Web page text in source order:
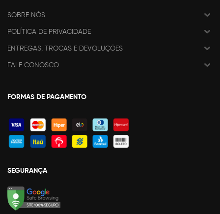
SOBRE NÓS
POLÍTICA DE PRIVACIDADE
ENTREGAS, TROCAS E DEVOLUÇÕES
FALE CONOSCO
FORMAS DE PAGAMENTO
SEGURANÇA